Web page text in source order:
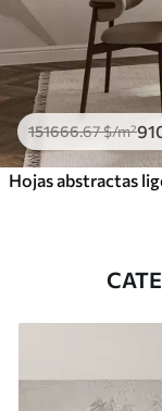
151666.67$/m²
Hojas abstractas